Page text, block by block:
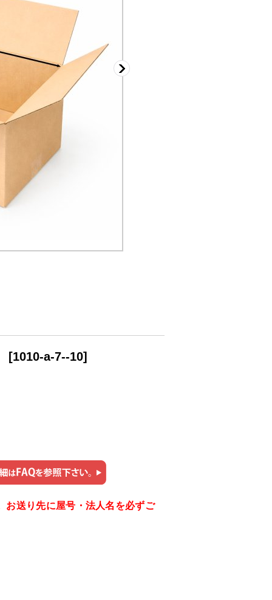
[1010-a-7--10]
お送り先に屋号・法人名を必ずご